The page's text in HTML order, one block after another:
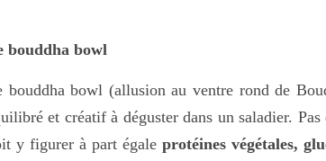
bouddha bowl
bouddha bowl (allusion au ventre rond de
et créatif à déguster dans un saladier.
y figurer à part égale protéines végétales,